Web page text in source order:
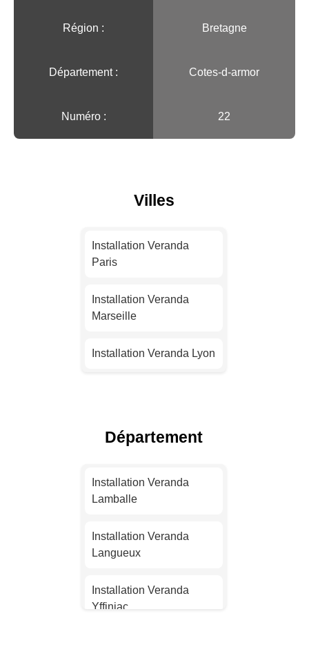
Région :️ Bretagne
Département : Cotes-d-armor
Numéro : 22
Villes
Installation Veranda
Paris
Installation Veranda
Marseille
Installation Veranda Lyon
Installation Veranda Nice
Installation Veranda
Nantes
Installation Veranda
Strasbourg
Installation Veranda
Montpellier
Département
Installation Veranda
Lamballe
Installation Veranda
Langueux
Installation Veranda
Yffiniac